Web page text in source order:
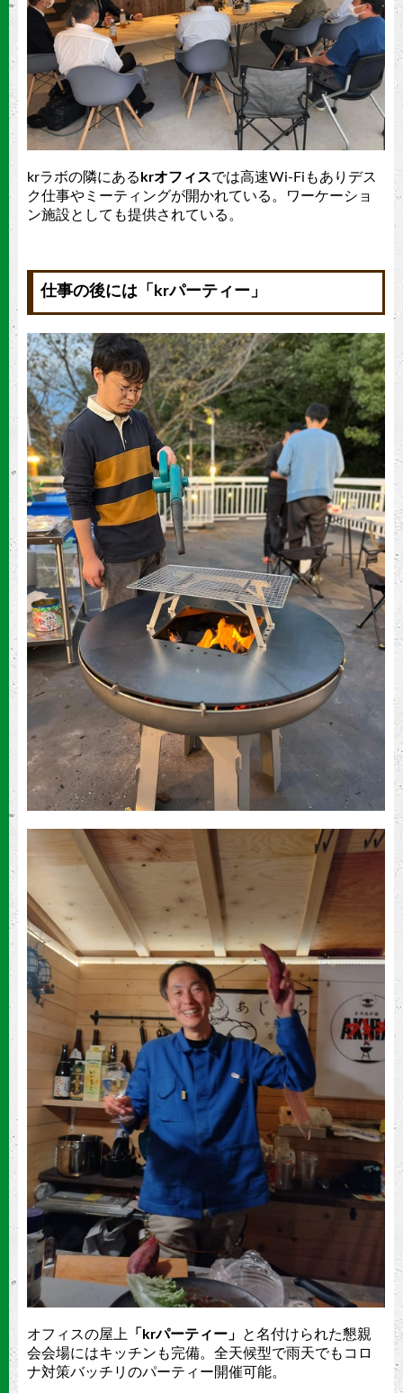
krラボの隣にある krオフィスでは高速Wi-Fiもありデス
ク仕事やミーティングが開かれている。ワーケーショ
ン施設としても提供されている。
仕事の後には「krパーティー」
オフィスの屋上 「krパーティー」
と名付けられた懇親
会会場にはキッチンも完備。全天候型で雨天でもコロ
ナ対策バッチリのパーティー開催可能。